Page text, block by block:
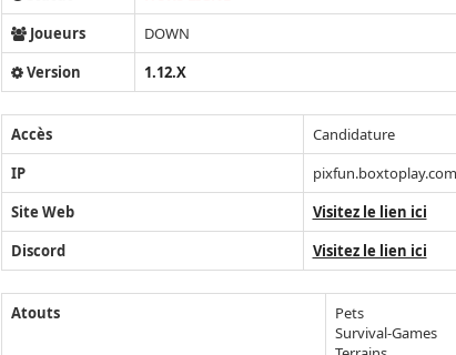
Joueurs
DOWN
Version
1.12.X
Accès
Candidature
IP
pixfun.boxtoplay.com
Site Web
Visitez le lien ici
Discord
Visitez le lien ici
Atouts
Pets
Survival-Games